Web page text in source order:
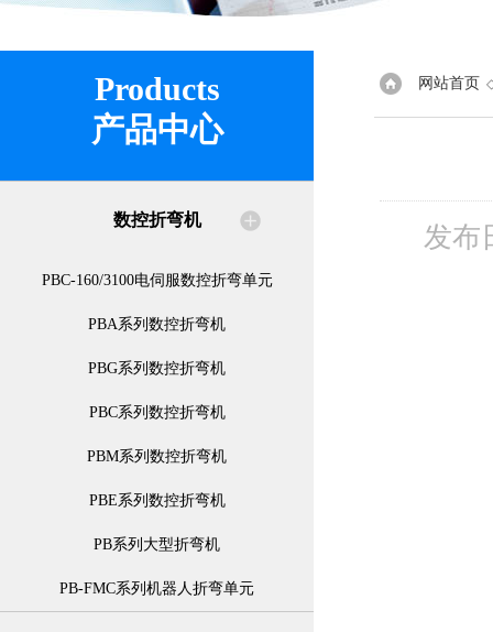
Products
产品中心
数控折弯机
PBC-160/3100电伺服数控折弯单元
PBA系列数控折弯机
PBG系列数控折弯机
PBC系列数控折弯机
PBM系列数控折弯机
PBE系列数控折弯机
PB系列大型折弯机
PB-FMC系列机器人折弯单元
网站首页
发布